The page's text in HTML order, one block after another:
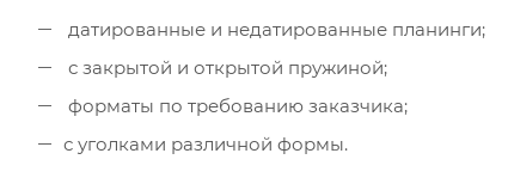
датированные и недатированные планинги;
с закрытой и открытой пружиной;
форматы по требованию заказчика;
с уголками различной формы.